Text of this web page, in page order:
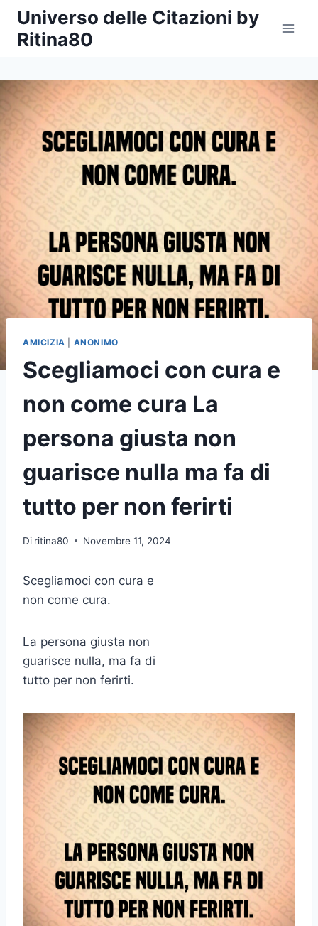
Salta
contenuto
Universo delle Citazioni by
Ritina80
AMICIZIA ANONIMO
Scegliamoci con cura e
non come cura La
persona giusta non
guarisce nulla ma fa di
tutto per non ferirti
Di ritina80 Novembre 11, 2024
Scegliamoci con cura e
non come cura.
La persona giusta non
guarisce nulla, ma fa di
tutto per non ferirti.